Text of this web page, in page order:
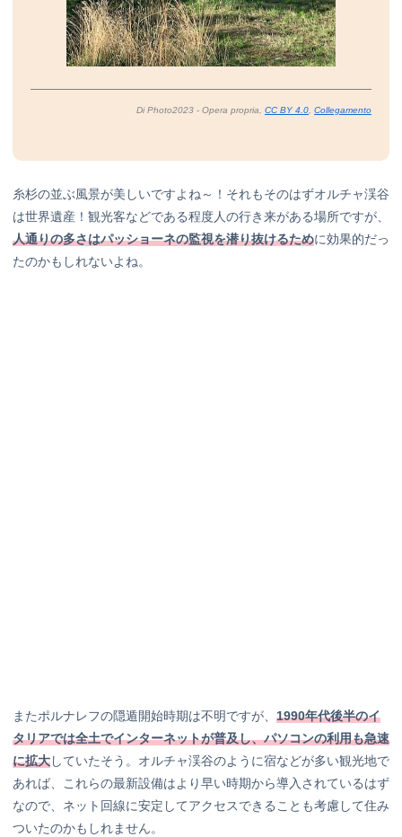
Di Photo2023 - Opera propria, CC BY 4.0, Collegamento
糸杉の並ぶ風景が美しいですよね～！それもそのはずオルチャ渓谷
は世界遺産！観光客などである程度人の行き来がある場所ですが、
人通りの多さはパッショーネの監視を潜り抜けるために効果的だっ
たのかもしれないよね。
またポルナレフの隠遁開始時期は不明ですが、 1990年代後半のイ
タリアでは全土でインターネットが普及し、パソコンの利用も急速
に拡大していたそう。オルチャ渓谷のように宿などが多い観光地で
あれば、これらの最新設備はより早い時期から導入されているはず
なので、ネット回線に安定してアクセスできることも考慮して住み
ついたのかもしれません。